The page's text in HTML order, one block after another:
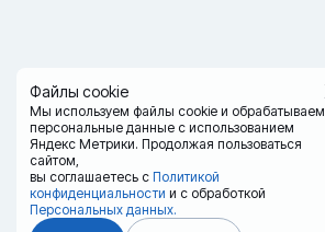
Файлы cookie
Мы используем файлы cookie и обрабатываем
персональные данные с использованием
Яндекс Метрики. Продолжая пользоваться
сайтом,
вы соглашаетесь с Политикой
конфиденциальности и с обработкой
Персональных данных.